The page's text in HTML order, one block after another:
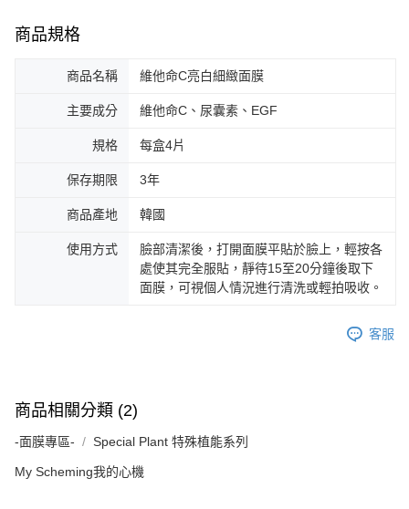
商品規格
商品名稱 維他命C亮白細緻面膜
主要成分 維他命C、尿囊素、EGF
規格 每盒4片
保存期限 3年
商品產地 韓國
使用方式
臉部清潔後，打開面膜平貼於臉上，輕按各
處使其完全服貼，靜待15至20分鐘後取下
面膜，可視個人情況進行清洗或輕拍吸收。
客服
商品相關分類 (2)
-面膜專區- Special Plant 特殊植能系列
My Scheming我的心機